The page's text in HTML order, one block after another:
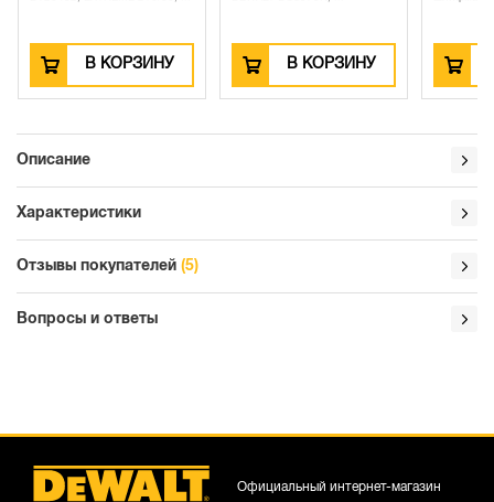
В КОРЗИНУ В КОРЗИНУ
Описание
Характеристики
Отзывы покупателей (5)
Вопросы и ответы
Официальный интернет-магазин